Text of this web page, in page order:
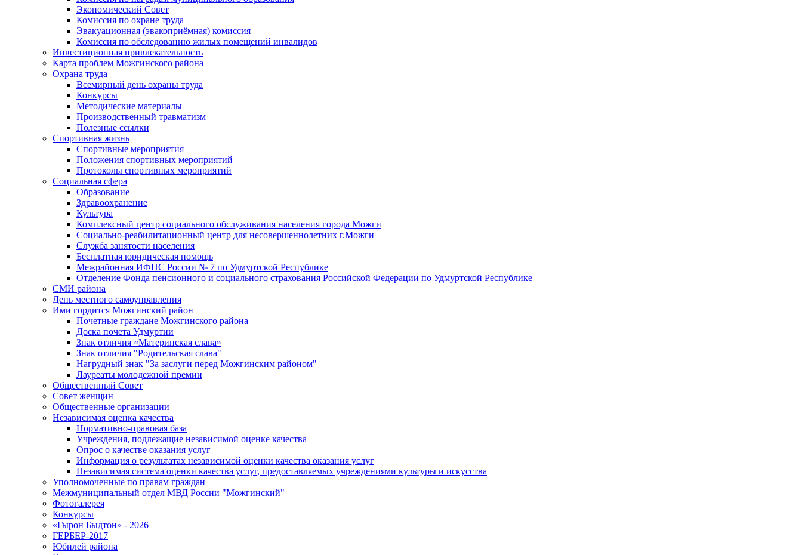
Экономический Совет
Комиссия по охране труда
Эвакуационная (эвакоприёмная) комиссия
Комиссия по обследованию жилых помещений инвалидов
Инвестиционная привлекательность
Карта проблем Можгинского района
Охрана труда
Всемирный день охраны труда
Конкурсы
Методические материалы
Производственный травматизм
Полезные ссылки
Спортивная жизнь
Спортивные мероприятия
Положения спортивных мероприятий
Протоколы спортивных мероприятий
Социальная сфера
Образование
Здравоохранение
Культура
Комплексный центр социального обслуживания населения города Можги
Социально-реабилитационный центр для несовершеннолетних г.Можги
Служба занятости населения
Бесплатная юридическая помощь
Межрайонная ИФНС России № 7 по Удмуртской Республике
Отделение Фонда пенсионного и социального страхования Российской Федерации по Удмуртской Республике
СМИ района
День местного самоуправления
Ими гордится Можгинский район
Почетные граждане Можгинского района
Доска почета Удмуртии
Знак отличия «Материнская слава»
Знак отличия "Родительская слава"
Нагрудный знак "За заслуги перед Можгинским районом"
Лауреаты молодежной премии
Общественный Совет
Совет женщин
Общественные организации
Независимая оценка качества
Нормативно-правовая база
Учреждения, подлежащие независимой оценке качества
Опрос о качестве оказания услуг
Информация о результатах независимой оценки качества оказания услуг
Независимая система оценки качества услуг, предоставляемых учреждениями культуры и искусства
Уполномоченные по правам граждан
Межмуниципальный отдел МВД России "Можгинский"
Фотогалерея
Конкурсы
«Гырон Быдтон» - 2026
ГЕРБЕР-2017
Юбилей района